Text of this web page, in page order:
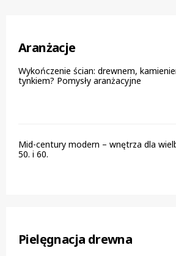
Aranżacje
Wykończenie ścian: drewnem,
tynkiem? Pomysły aranżacyjne
Mid-century modern – wnętrza dla
50. i 60.
Pielęgnacja drewna